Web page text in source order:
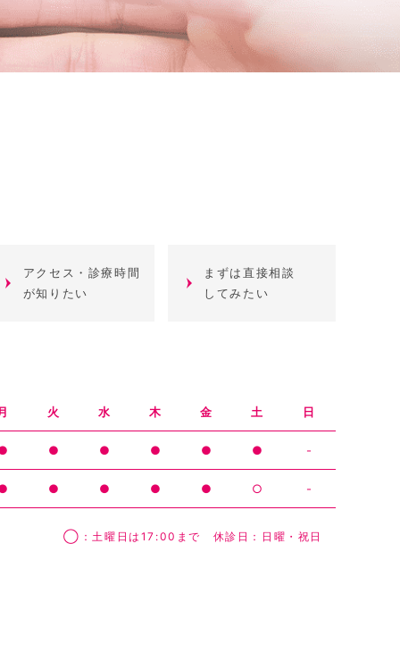
アクセス・診療時間
が知りたい
まずは直接相談
してみたい
火 水 木 金 土 日
● ● ● ● ● -
● ● ● ● ○ -
◯：土曜日は17:00まで 休診日：日曜・祝日